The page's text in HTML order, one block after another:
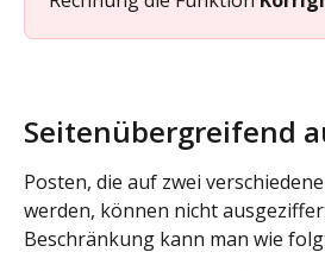
Seitenübergreifend
Posten, die auf zwei
werden, können nicht
Beschränkung kann man wie